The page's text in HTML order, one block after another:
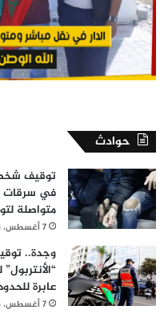
حوادث
توقيف
في سرقات
متواصلة
7 أغسطس، 2026
وجدة..
عابرة
7 أغسطس، 2026